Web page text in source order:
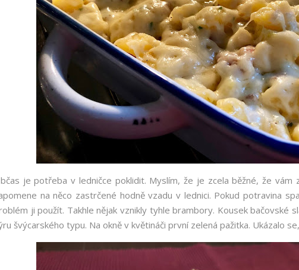
je potřeba v ledničce poklidit. Myslím, že je zcela běžné, že
na něco zastrčené hodně vzadu v lednici. Pokud potravina
ji použít. Takhle nějak vznikly tyhle brambory. Kousek bačovské
švýcarského typu. Na okně v květináči první zelená pažitka. Ukázalo